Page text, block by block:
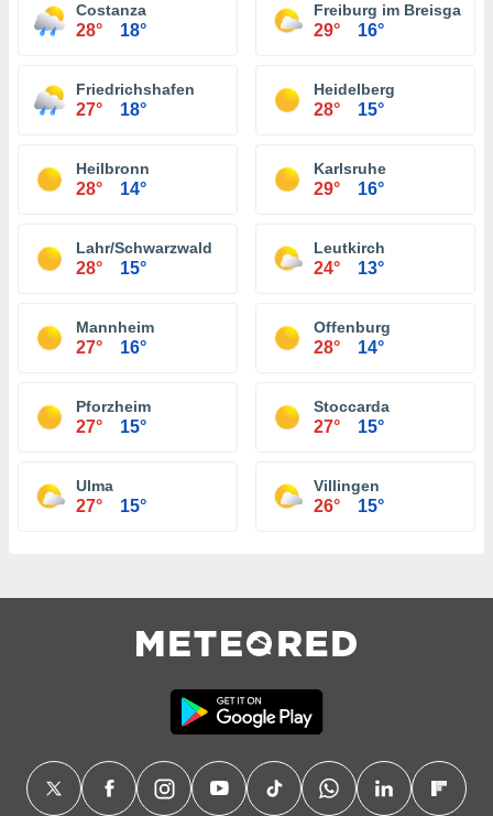
Costanza
28° 18°
Freiburg im Breisgau
29° 16°
Friedrichshafen
27° 18°
Heidelberg
28° 15°
Heilbronn
28° 14°
Karlsruhe
29° 16°
Lahr/Schwarzwald
28° 15°
Leutkirch
24° 13°
Mannheim
27° 16°
Offenburg
28° 14°
Pforzheim
27° 15°
Stoccarda
27° 15°
Ulma
27° 15°
Villingen
26° 15°